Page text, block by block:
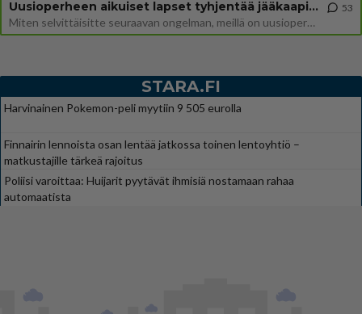
Uusioperheen aikuiset lapset tyhjentää jääkaapin käydessään
Miten selvittäisitte seuraavan ongelman, meillä on uusioperhe, minulla teini-ikäiset lapset ja puolisolla aikuiset, jotk
53
STARA.FI
Harvinainen Pokemon-peli myytiin 9 505 eurolla
Finnairin lennoista osan lentää jatkossa toinen lentoyhtiö –
matkustajille tärkeä rajoitus
Poliisi varoittaa: Huijarit pyytävät ihmisiä nostamaan rahaa
automaatista